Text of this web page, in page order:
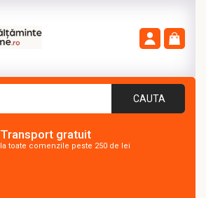
CAUTA
Transport gratuit
la toate comenzile peste 250 de lei